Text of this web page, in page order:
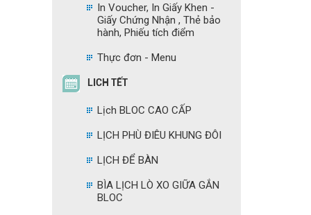
In Voucher, In Giấy Khen -
Giấy Chứng Nhận , Thẻ bảo
hành, Phiếu tích điểm
Thực đơn - Menu
LICH TẾT
Lịch BLOC CAO CẤP
LỊCH PHÙ ĐIÊU KHUNG ĐÔI
LỊCH ĐỂ BÀN
BÌA LỊCH LÒ XO GIỮA GẮN
BLOC